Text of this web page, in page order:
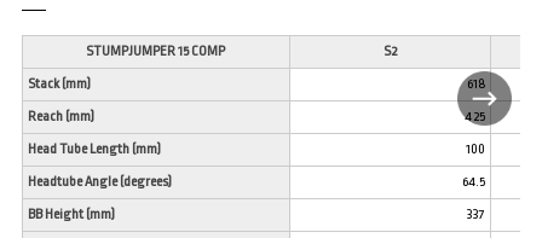
STUMPJUMPER 15 COMP S2
Stack (mm) 618
Reach (mm) 425
Head Tube Length (mm) 100
Headtube Angle (degrees) 64.5
BB Height (mm) 337